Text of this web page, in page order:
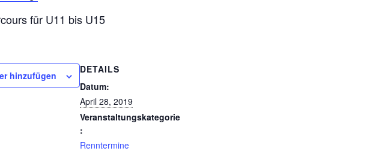
für U11 bis U15
hinzufügen
DETAILS
Datum:
April 28, 2019
Veranstaltungskategorie
:
Renntermine